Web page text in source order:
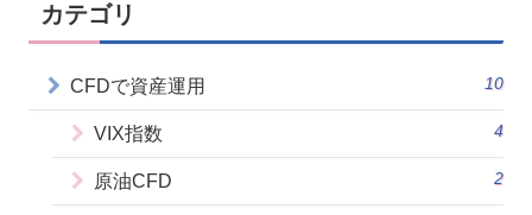
カテゴリ
CFDで資産運用 10
VIX指数 4
原油CFD 2